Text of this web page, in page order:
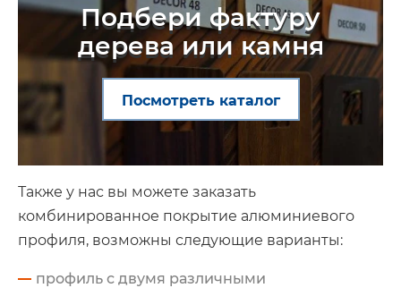
Подбери фактуру
дерева или камня
Посмотреть каталог
Также у нас вы можете заказать
комбинированное покрытие алюминиевого
профиля, возможны следующие варианты:
профиль с двумя различными